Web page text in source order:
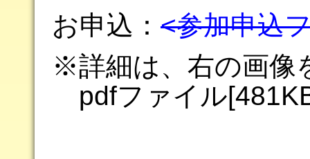
お申込： <参加申込
※詳細は、右の画像
pdfファイル